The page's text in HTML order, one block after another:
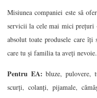
Misiunea companiei este să
servicii la cele mai mici
absolut toate produsele care îți
care tu și familia ta aveți nevoie.
Pentru EA: bluze, pulovere,
scurți, colanți, pijamale,